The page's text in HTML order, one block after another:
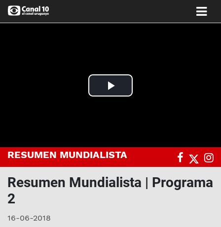
Play
RESUMEN MUNDIALISTA
Resumen Mundialista | Programa
2
16-06-2018